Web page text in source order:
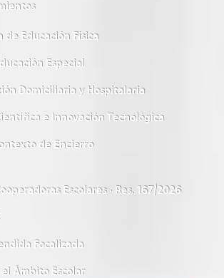
de Educación Física
Especial
Domiciliaria y Hospitalaria
e Innovación Tecnológica
de Encierro
Escolares · Res. 167/2026
Focalizada
Ámbito Escolar